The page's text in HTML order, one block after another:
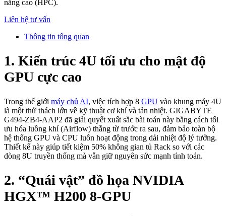
năng cao (HPC).
Liên hệ tư vấn
Thông tin tổng quan
1. Kiến trúc 4U tối ưu cho mật độ
GPU cực cao
Trong thế giới máy chủ AI, việc tích hợp 8 GPU vào khung máy 4U
là một thử thách lớn về kỹ thuật cơ khí và tản nhiệt. GIGABYTE
G494-ZB4-AAP2 đã giải quyết xuất sắc bài toán này bằng cách tối
ưu hóa luồng khí (Airflow) thẳng từ trước ra sau, đảm bảo toàn bộ
hệ thống GPU và CPU luôn hoạt động trong dải nhiệt độ lý tưởng.
Thiết kế này giúp tiết kiệm 50% không gian tủ Rack so với các
dòng 8U truyền thống mà vẫn giữ nguyên sức mạnh tính toán.
2. “Quái vật” đồ họa NVIDIA
HGX™ H200 8-GPU